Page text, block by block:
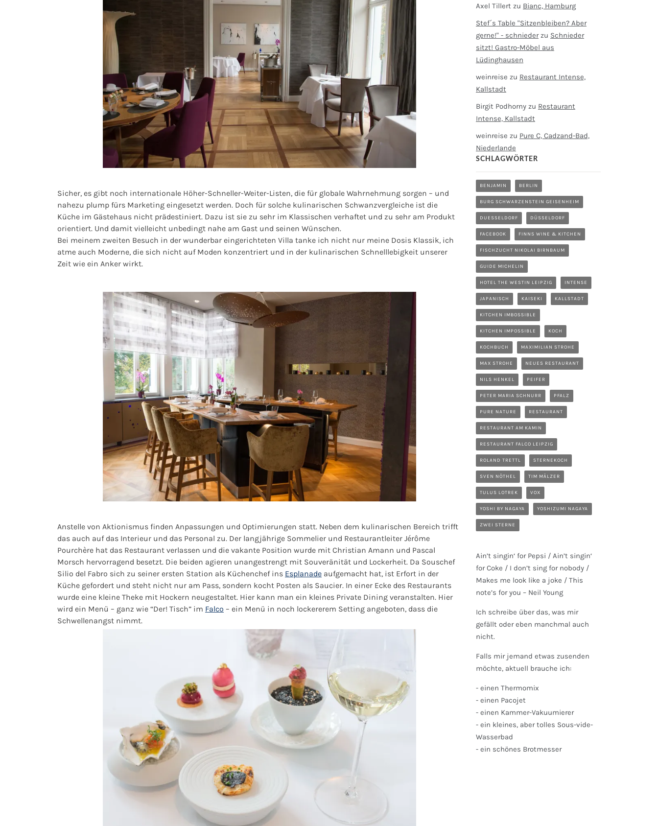
Sicher, es gibt noch internationale Höher-Schneller-Weiter-Listen, die für globale Wahrnehmung sorgen – und
nahezu plump fürs Marketing eingesetzt werden. Doch für solche kulinarischen Schwanzvergleiche ist die
Küche im Gästehaus nicht prädestiniert. Dazu ist sie zu sehr im Klassischen verhaftet und zu sehr am Produkt
orientiert. Und damit vielleicht unbedingt nahe am Gast und seinen Wünschen.
Bei meinem zweiten Besuch in der wunderbar eingerichteten Villa tanke ich nicht nur meine Dosis Klassik, ich
atme auch Moderne, die sich nicht auf Moden konzentriert und in der kulinarischen Schnelllebigkeit unserer
Zeit wie ein Anker wirkt.
Anstelle von Aktionismus finden Anpassungen und Optimierungen statt. Neben dem kulinarischen Bereich trifft
das auch auf das Interieur und das Personal zu. Der langjährige Sommelier und Restaurantleiter Jérôme
Pourchère hat das Restaurant verlassen und die vakante Position wurde mit Christian Amann und Pascal
Morsch hervorragend besetzt. Die beiden agieren unangestrengt mit Souveränität und Lockerheit. Da Souschef
Silio del Fabro sich zu seiner ersten Station als Küchenchef ins Esplanade aufgemacht hat, ist Erfort in der
Küche gefordert und steht nicht nur am Pass, sondern kocht Posten als Saucier. In einer Ecke des Restaurants
wurde eine kleine Theke mit Hockern neugestaltet. Hier kann man ein kleines Private Dining veranstalten. Hier
wird ein Menü – ganz wie “Der! Tisch” im Falco – ein Menü in noch lockererem Setting angeboten, dass die
Schwellenangst nimmt.
Axel Tillert zu Bianc, Hamburg
Stef´s Table "Sitzenbleiben? Aber
gerne!" - schniederzu Schnieder
sitzt! Gastro-Möbel aus
Lüdinghausen
weinreise zu Restaurant Intense,
Kallstadt
Birgit Podhorny zu Restaurant
Intense, Kallstadt
weinreise zu Pure C, Cadzand-Bad,
Niederlande
SCHLAGWÖRTER
BENJAMIN BERLIN
BURG SCHWARZENSTEIN GEISENHEIM
DUESSELDORF DÜSSELDORF
FACEBOOK FINNS WINE & KITCHEN
FISCHZUCHT NIKOLAI BIRNBAUM
GUIDE MICHELIN
HOTEL THE WESTIN LEIPZIG INTENSE
JAPANISCH KAISEKI KALLSTADT
KITCHEN IMBOSSIBLE
KITCHEN IMPOSSIBLE KOCH
KOCHBUCH MAXIMILIAN STROHE
MAX STROHE NEUES RESTAURANT
NILS HENKEL PEIFER
PETER MARIA SCHNURR PFALZ
PURE NATURE RESTAURANT
RESTAURANT AM KAMIN
RESTAURANT FALCO LEIPZIG
ROLAND TRETTL STERNEKOCH
SVEN NÖTHEL TIM MÄLZER
TULUS LOTREK VOX
YOSHI BY NAGAYA YOSHIZUMI NAGAYA
ZWEI STERNE
Ain’t singin‘ for Pepsi / Ain’t singin‘
for Coke / I don’t sing for nobody /
Makes me look like a joke / This
note’s for you – Neil Young
Ich schreibe über das, was mir
gefällt oder eben manchmal auch
nicht.
Falls mir jemand etwas zusenden
möchte, aktuell brauche ich:
- einen Thermomix
- einen Pacojet
- einen Kammer-Vakuumierer
- ein kleines, aber tolles Sous-vide-
Wasserbad
- ein schönes Brotmesser